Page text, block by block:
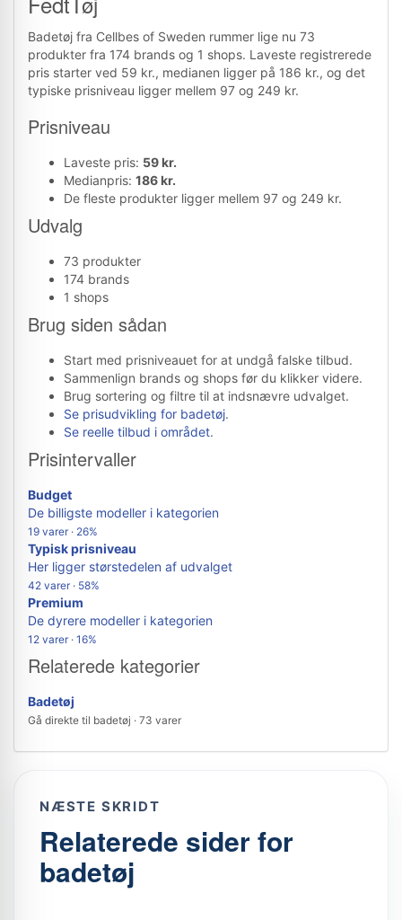
Badetøj fra Cellbes of Sweden rummer lige nu 73
produkter fra 174 brands og 1 shops. Laveste registrerede
pris starter ved 59 kr., medianen ligger på 186 kr., og det
typiske prisniveau ligger mellem 97 og 249 kr.
Prisniveau
Laveste pris: 59 kr.
Medianpris: 186 kr.
De fleste produkter ligger mellem 97 og 249 kr.
Udvalg
73 produkter
174 brands
1 shops
Brug siden sådan
Start med prisniveauet for at undgå falske tilbud.
Sammenlign brands og shops før du klikker videre.
Brug sortering og filtre til at indsnævre udvalget.
Se prisudvikling for badetøj.
Se reelle tilbud i området.
Prisintervaller
Budget
De billigste modeller i kategorien
19 varer · 26%
Typisk prisniveau
Her ligger størstedelen af udvalget
42 varer · 58%
Premium
De dyrere modeller i kategorien
12 varer · 16%
Relaterede kategorier
Badetøj
Gå direkte til badetøj · 73 varer
NÆSTE SKRIDT
Relaterede sider for
badetøj